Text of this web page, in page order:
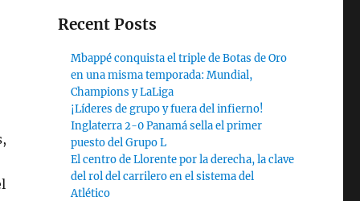
Recent Posts
Mbappé conquista el triple de Botas de Oro
en una misma temporada: Mundial,
Champions y LaLiga
¡Líderes de grupo y fuera del infierno!
Inglaterra 2-0 Panamá sella el primer
puesto del Grupo L
El centro de Llorente por la derecha, la clave
del rol del carrilero en el sistema del
Atlético